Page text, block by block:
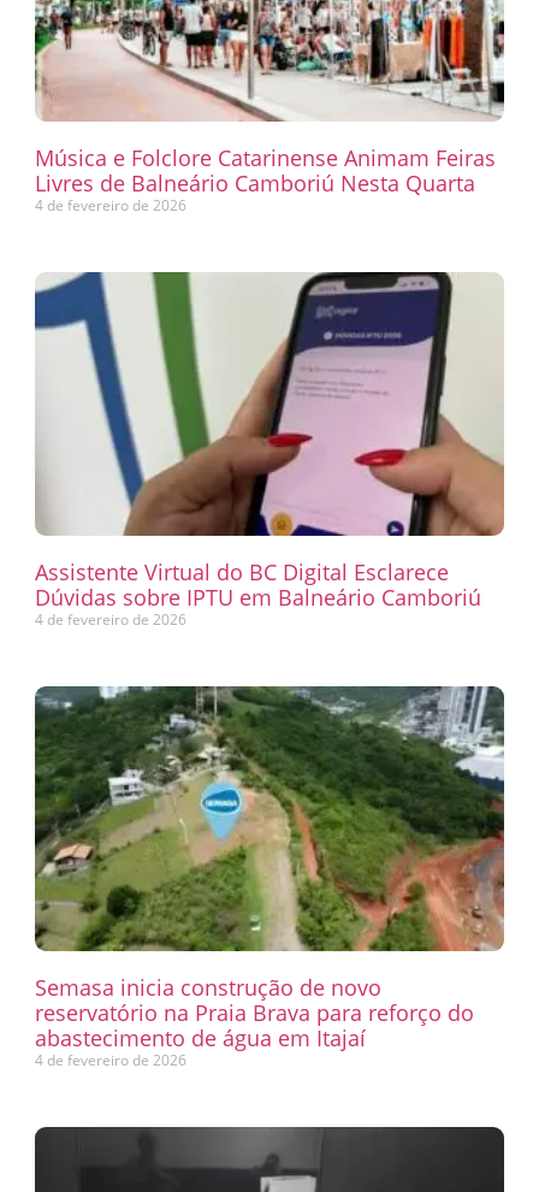
Música e Folclore Catarinense Animam Feiras
Livres de Balneário Camboriú Nesta Quarta
4 de fevereiro de 2026
Assistente Virtual do BC Digital Esclarece
Dúvidas sobre IPTU em Balneário Camboriú
4 de fevereiro de 2026
Semasa inicia construção de novo
reservatório na Praia Brava para reforço do
abastecimento de água em Itajaí
4 de fevereiro de 2026